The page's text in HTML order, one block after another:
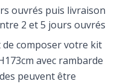
ouvrés puis livraison
2 et 5 jours ouvrés
composer votre kit
avec rambarde
peuvent être